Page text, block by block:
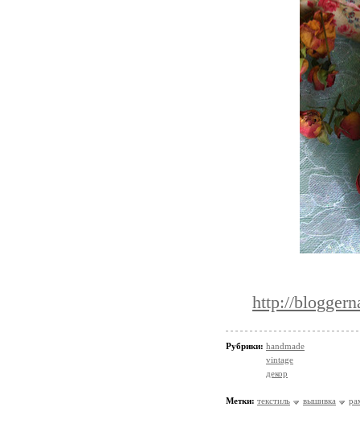
http://
Рубрики: handmade
vintage
декор
Метки: текстиль вышивка